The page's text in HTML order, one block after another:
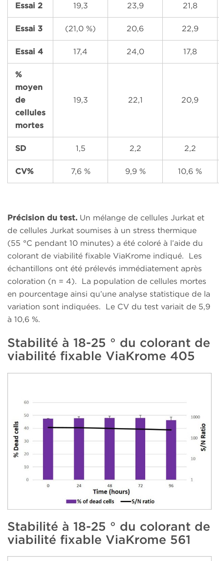
Essai 2 19,3 23,9 21,8
Essai 3 (21,0 %) 20,6 22,9
Essai 4 17,4 24,0 17,8
%
moyen
de
cellules
mortes
19,3 22,1 20,9
SD 1,5 2,2 2,2
CV% 7,6 % 9,9 % 10,6 %
Précision du test. Un mélange de cellules Jurkat et
de cellules Jurkat soumises à un stress thermique
(55 °C pendant 10 minutes) a été coloré à l’aide du
colorant de viabilité fixable ViaKrome indiqué. Les
échantillons ont été prélevés immédiatement après
coloration (n = 4). La population de cellules mortes
en pourcentage ainsi qu’une analyse statistique de la
variation sont indiquées. Le CV du test variait de 5,9
à 10,6 %.
Stabilité à 18-25 ° du colorant de
viabilité fixable ViaKrome 405
Stabilité à 18-25 ° du colorant de
viabilité fixable ViaKrome 561